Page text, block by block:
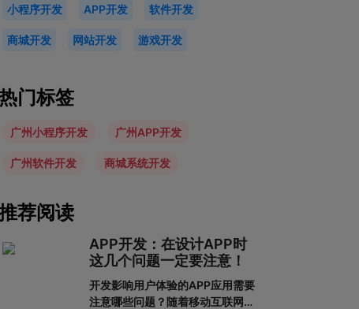
小程序开发 APP开发 软件开发
商城开发 网站开发 游戏开发
门标签
广州小程序开发 广州APP开发
广州软件开发 商城系统开发
荐阅读
APP开发：在设计APP时
这几个问题一定要注意！
开发影响用户体验的APP应用需要
注意哪些问题？随着移动互联网的